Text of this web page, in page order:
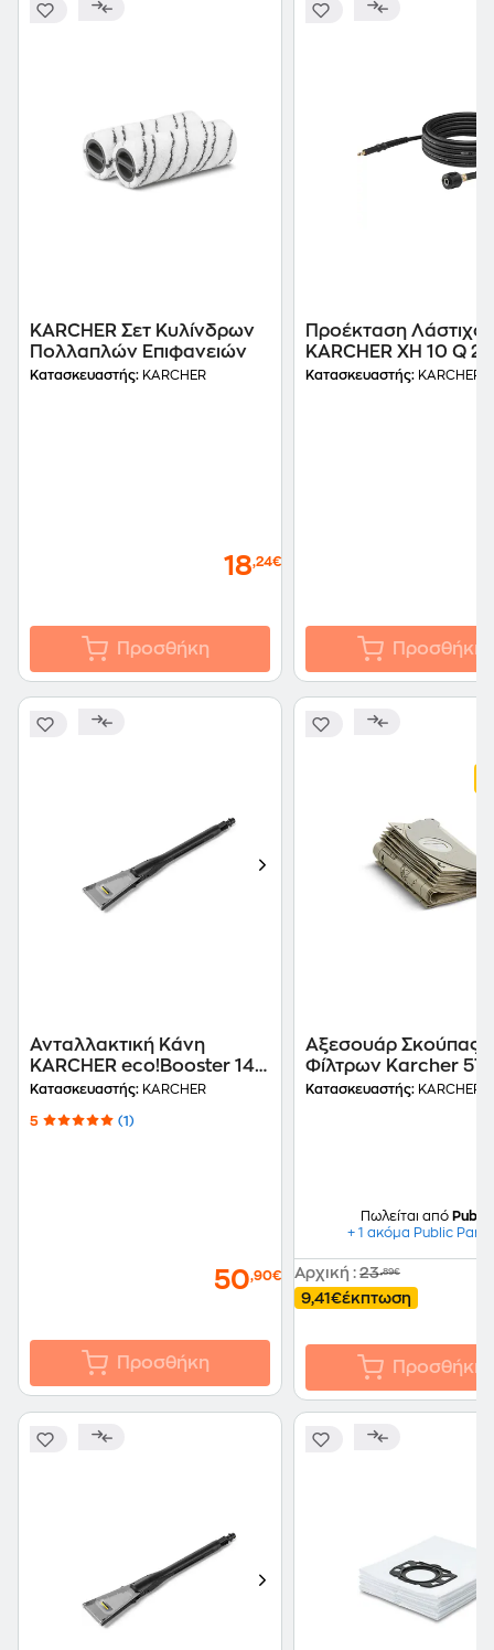
KARCHER Σετ Κυλίνδρων
Πολλαπλών Επιφανειών
Κατασκευαστής: KARCHER
18,24€
Προσθήκη
Προέκταση
KARCHER XH 10 Q
710.0 Μαύρο
Κατασκευαστής: KARCHER
Προσθήκη
Ανταλλακτική Κάνη
KARCHER eco!Booster 145
Μαύρο
Κατασκευαστής: KARCHER
5 (1)
50,90€
Προσθήκη
Αξεσουάρ Σκούπας -
Φίλτρων Karcher
Κατασκευαστής: KARCHER
Πωλείται από Public
+ 1 ακόμα Public
Αρχική : 23,89€
9,41€έκπτωση
Προσθήκη